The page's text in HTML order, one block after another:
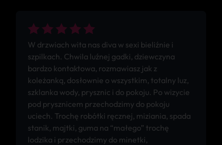
W drzwiach wita nas diva w sexi bieliźnie i
szpilkach. Chwila luźnej gadki, dziewczyna
bardzo kontaktowa, rozmawiasz jak z
koleżanką, dosłownie o wszystkim, totalny luz,
szklanka wody, prysznic i do pokoju. Po wizycie
pod prysznicem przechodzimy do pokoju
uciech. Trochę robótki ręcznej, miziania, spada
stanik, majtki, guma na “małego” trochę
lodzika i przechodzimy do minetki,